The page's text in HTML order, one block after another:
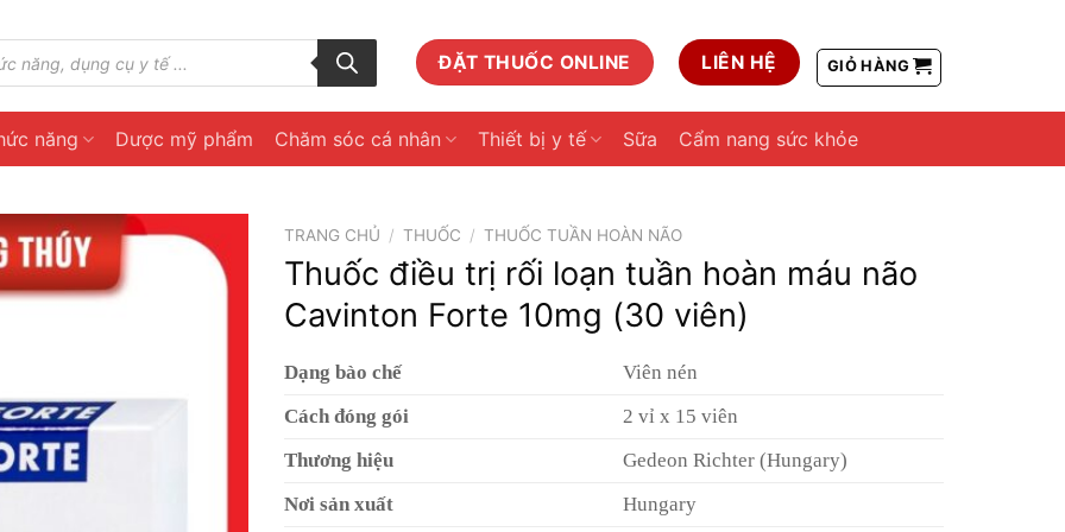
ĐẶT THUỐC ONLINE LIÊN HỆ GIỎ HÀNG
năng Dược mỹ phẩm Chăm sóc cá nhân Thiết bị y tế Sữa Cẩm nang sức khỏe
TRANG CHỦ / THUỐC / THUỐC TUẦN HOÀN NÃO
Thuốc điều trị rối loạn tuần hoàn máu não
Cavinton Forte 10mg (30 viên)
Dạng bào chế
Viên nén
Cách đóng gói
2 vỉ x 15 viên
Thương hiệu
Gedeon Richter (Hungary)
Nơi sản xuất
Hungary